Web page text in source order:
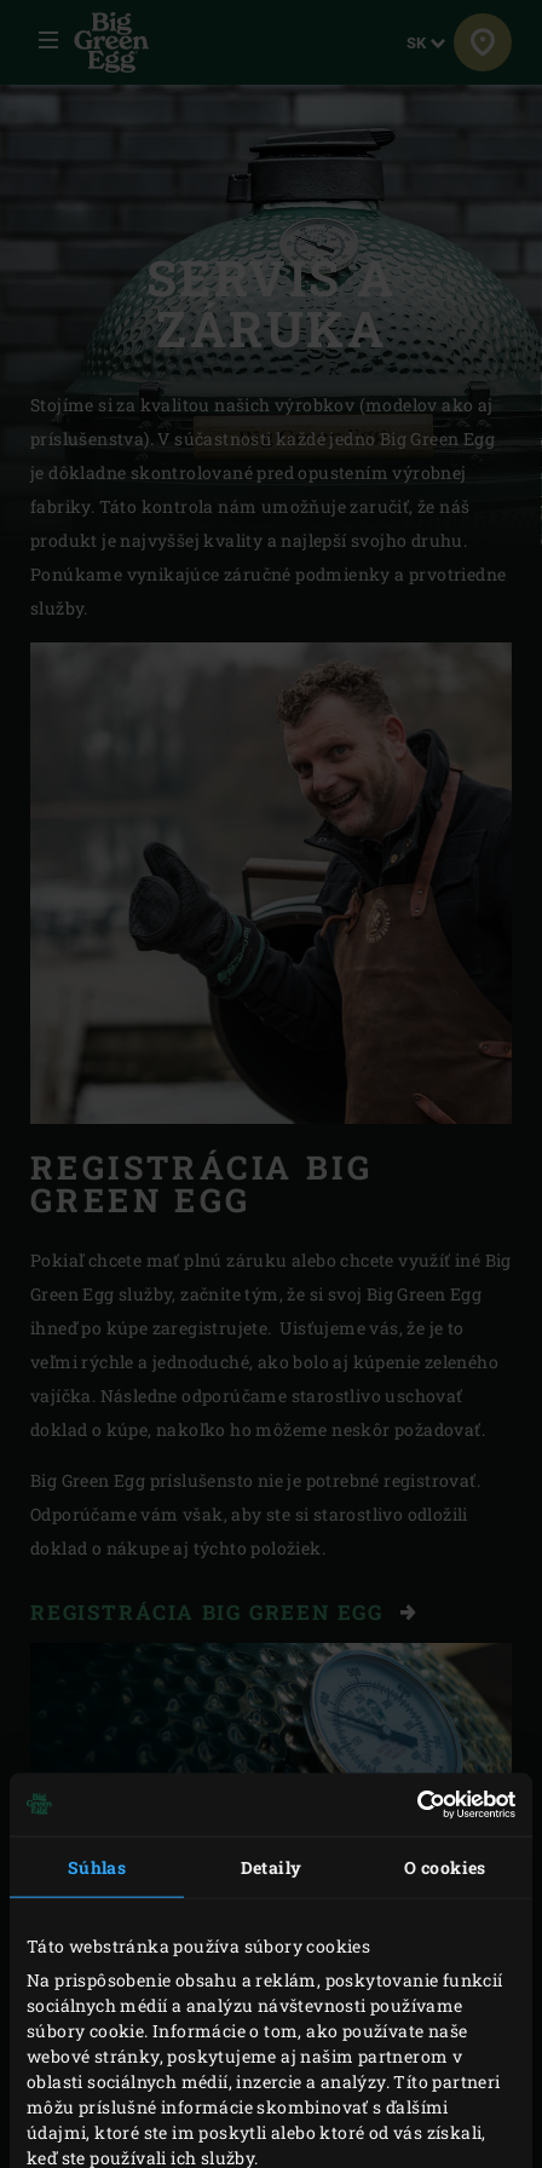
Súhlas Detaily O cookies
Táto webstránka používa súbory cookies
Na prispôsobenie obsahu a reklám, poskytovanie funkcií
sociálnych médií a analýzu návštevnosti používame
súbory cookie. Informácie o tom, ako používate naše
webové stránky, poskytujeme aj našim partnerom v
oblasti sociálnych médií, inzercie a analýzy. Títo partneri
môžu príslušné informácie skombinovať s ďalšími
údajmi, ktoré ste im poskytli alebo ktoré od vás získali,
keď ste používali ich služby.
Menu Jazyk
SK
SERVIS A
ZÁRUKA
Stojíme si za kvalitou našich výrobkov (modelov ako aj
príslušenstva). V súčastnosti každé jedno Big Green Egg
je dôkladne skontrolované pred opustením výrobnej
fabriky. Táto kontrola nám umožňuje zaručiť, že náš
produkt je najvyššej kvality a najlepší svojho druhu.
Ponúkame vynikajúce záručné podmienky a prvotriedne
služby.
REGISTRÁCIA BIG
GREEN EGG
Pokiaľ chcete mať plnú záruku alebo chcete využíť iné Big
Green Egg služby, začnite tým, že si svoj Big Green Egg
ihneď po kúpe zaregistrujete. Uisťujeme vás, že je to
veľmi rýchle a jednoduché, ako bolo aj kúpenie zeleného
vajíčka. Následne odporúčame starostlivo uschovať
doklad o kúpe, nakoľko ho môžeme neskôr požadovať.
Big Green Egg príslušensto nie je potrebné registrovať.
Odporúčame vám však, aby ste si starostlivo odložili
doklad o nákupe aj týchto položiek.
REGISTRÁCIA BIG GREEN EGG